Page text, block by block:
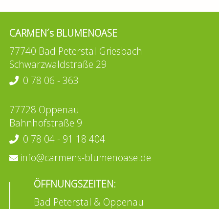
CARMEN´s BLUMENOASE
77740 Bad Peterstal-Griesbach
Schwarzwaldstraße 29
0 78 06 - 363
77728 Oppenau
Bahnhofstraße 9
0 78 04 - 91 18 404
info@carmens-blumenoase.de
ÖFFNUNGSZEITEN:
Bad Peterstal & Oppenau